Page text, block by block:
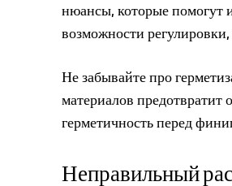
нюансы, которые помогут
возможности
Не забывайте про
материалов предотвратит
герметичность перед
Неправильный